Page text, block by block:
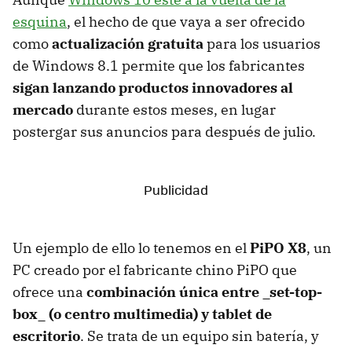
esquina, el hecho de que vaya a ser ofrecido
comoactualización gratuitapara los usuarios
de Windows 8.1 permite que los fabricantes
sigan lanzando productos innovadores al
mercado durante estos meses, en lugar
postergar sus anuncios para después de julio.
Un ejemplo de ello lo tenemos en elPiPO X8, un
PC creado por el fabricante chino PiPO que
ofrece una combinación única entre _set-top-
box_ (o centro multimedia) y tablet de
escritorio. Se trata de un equipo sin batería, y